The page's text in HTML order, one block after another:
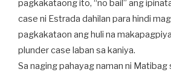
pagkakataong ito, “no bail” ang
case ni Estrada dahilan para hindi
pagkakataon ang huli na
plunder case laban sa kaniya.
Sa naging pahayag naman ni Matibag